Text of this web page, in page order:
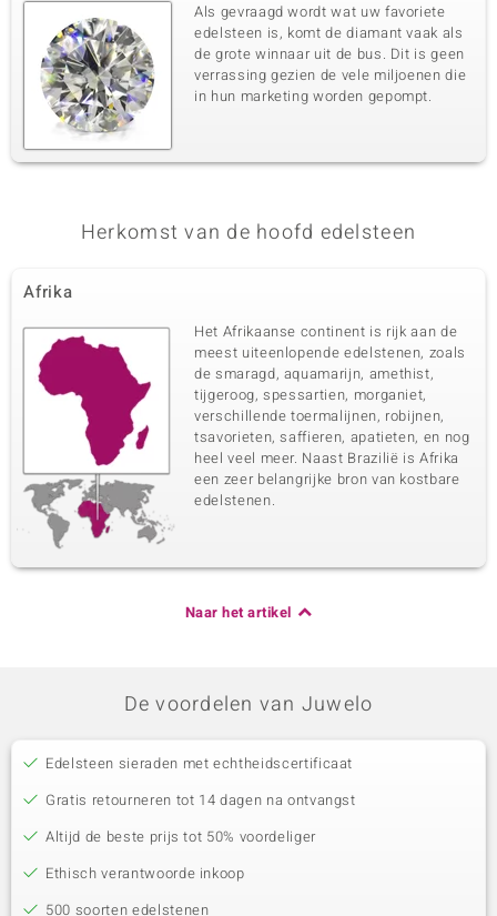
Als gevraagd wordt wat uw favoriete
edelsteen is, komt de diamant vaak als
de grote winnaar uit de bus. Dit is geen
verrassing gezien de vele miljoenen die
in hun marketing worden gepompt.
Herkomst van de hoofd edelsteen
Afrika
Het Afrikaanse continent is rijk aan de
meest uiteenlopende edelstenen, zoals
de smaragd, aquamarijn, amethist,
tijgeroog, spessartien, morganiet,
verschillende toermalijnen, robijnen,
tsavorieten, saffieren, apatieten, en nog
heel veel meer. Naast Brazilië is Afrika
een zeer belangrijke bron van kostbare
edelstenen.
Naar het artikel
De voordelen van Juwelo
Edelsteen sieraden met echtheidscertificaat
Gratis retourneren tot 14 dagen na ontvangst
Altijd de beste prijs tot 50% voordeliger
Ethisch verantwoorde inkoop
500 soorten edelstenen